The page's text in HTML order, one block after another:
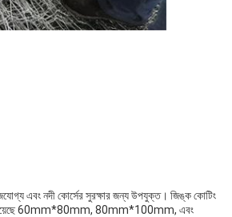
এবং নদী কোর্সের সুরক্ষার জন্য উপযুক্ত। জিঙ্ক কোটিং
রয়েছে 60mm*80mm, 80mm*100mm, এবং